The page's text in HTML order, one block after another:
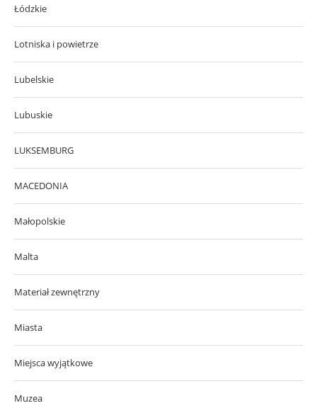
Łódzkie
Lotniska i powietrze
Lubelskie
Lubuskie
LUKSEMBURG
MACEDONIA
Małopolskie
Malta
Materiał zewnętrzny
Miasta
Miejsca wyjątkowe
Muzea